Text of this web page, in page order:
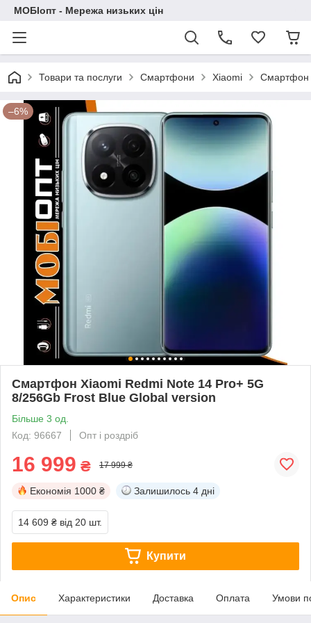
МОБІопт - Мережа низьких цін
Товари та послуги Смартфони Xiaomi Смартфон
–6%
Смартфон Xiaomi Redmi Note 14 Pro+ 5G
8/256Gb Frost Blue Global version
Більше 3 од.
Код: 96667
Опт і роздріб
16 999 ₴ 17 999 ₴
Економія 1000 ₴ Залишилось 4 дні
14 609 ₴ від 20 шт.
Купити
Опис Характеристики Доставка Оплата Умови